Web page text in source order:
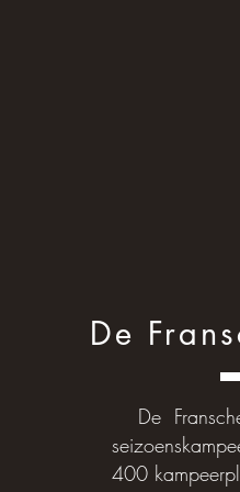
De
De
400